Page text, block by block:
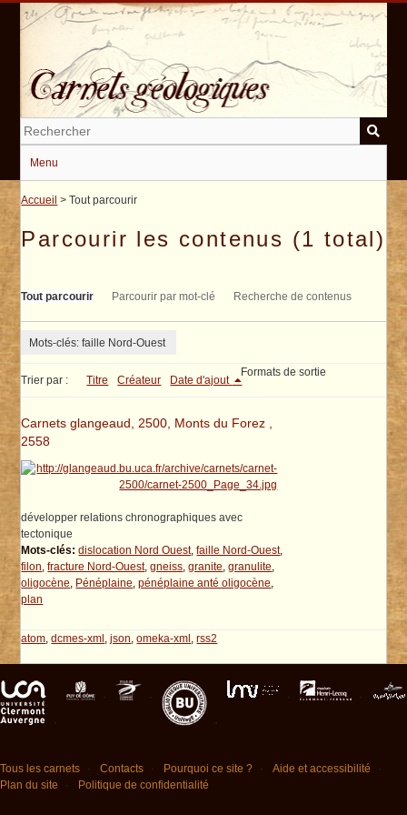
Passer
Menu
Accueil > Tout parcourir
Parcourir les contenus (1 total)
Tout parcourir Parcourir par mot-clé Recherche de contenus
Mots-clés: faille Nord-Ouest
Trier par : Titre Créateur Date d'ajout
Carnets glangeaud, 2500, Monts du Forez ,
2558
développer relations chronographiques avec
tectonique
Mots-clés: dislocation Nord Ouest,faille Nord-Ouest,
filon,fracture Nord-Ouest,gneiss,granite,granulite,
oligocène, Pénéplaine,pénéplaine anté oligocène,
plan
Formats de sortie
atom,dcmes-xml,json,omeka-xml,rss2
Tous les carnets Contacts Pourquoi ce site ?
Aide et accessibilité
Plan du site
Politique de confidentialité